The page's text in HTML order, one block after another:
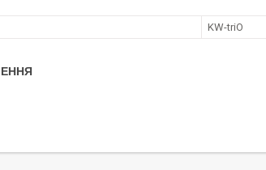
KW-triO